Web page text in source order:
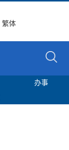
繁体
办事